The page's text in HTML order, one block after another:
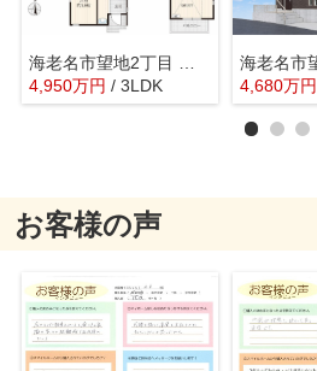
4,950万円 / 3LDK
4,680万円
お客様の声